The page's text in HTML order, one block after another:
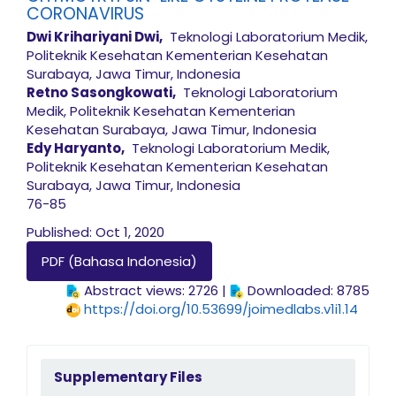
CORONAVIRUS
Dwi Krihariyani Dwi, Teknologi Laboratorium Medik,
Politeknik Kesehatan Kementerian Kesehatan
Surabaya, Jawa Timur, Indonesia
Retno Sasongkowati, Teknologi Laboratorium
Medik, Politeknik Kesehatan Kementerian
Kesehatan Surabaya, Jawa Timur, Indonesia
Edy Haryanto, Teknologi Laboratorium Medik,
Politeknik Kesehatan Kementerian Kesehatan
Surabaya, Jawa Timur, Indonesia
76-85
Published: Oct 1, 2020
PDF (Bahasa Indonesia)
Abstract views: 2726 |
Downloaded: 8785
https://doi.org/10.53699/joimedlabs.v1i1.14
sidebarmenu
Supplementary Files